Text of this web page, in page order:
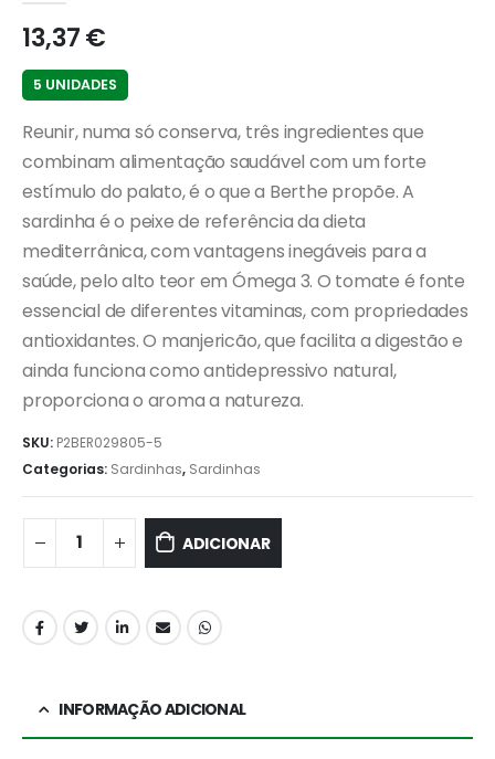
13,37€
5 UNIDADES
Reunir, numa só conserva, três ingredientes que
combinam alimentação saudável com um forte
estímulo do palato, é o que a Berthe propõe. A
sardinha é o peixe de referência da dieta
mediterrânica, com vantagens inegáveis para a
saúde, pelo alto teor em Ómega 3. O tomate é fonte
essencial de diferentes vitaminas, com propriedades
antioxidantes. O manjericão, que facilita a digestão e
ainda funciona como antidepressivo natural,
proporciona o aroma a natureza.
SKU: P2BER029805-5
Categorias: Sardinhas, Sardinhas
ADICIONAR
INFORMAÇÃO ADICIONAL